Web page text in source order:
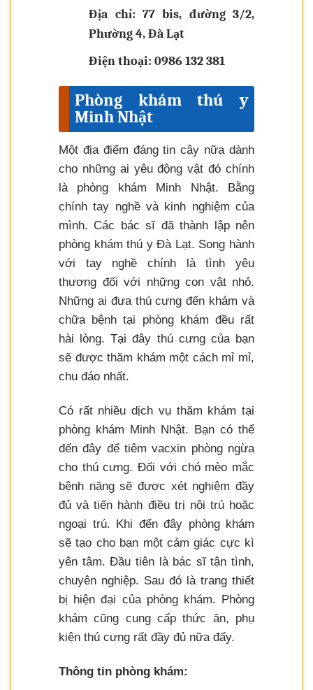
Địa chỉ: 77 bis, đường 3/2,
Phường 4, Đà Lạt
Điện thoại: 0986 132 381
Phòng khám thú y
Minh Nhật
Một địa điểm đáng tin cậy nữa dành
cho những ai yêu động vật đó chính
là phòng khám Minh Nhật. Bằng
chính tay nghề và kinh nghiệm của
mình. Các bác sĩ đã thành lập nên
phòng khám thú y Đà Lạt. Song hành
với tay nghề chính là tình yêu
thương đối với những con vật nhỏ.
Những ai đưa thú cưng đến khám và
chữa bệnh tại phòng khám đều rất
hài lòng. Tại đây thú cưng của bạn
sẽ được thăm khám một cách mỉ mỉ,
chu đáo nhất.
Có rất nhiều dịch vụ thăm khám tại
phòng khám Minh Nhật. Bạn có thể
đến đây để tiêm vacxin phòng ngừa
cho thú cưng. Đối với chó mèo mắc
bệnh nặng sẽ được xét nghiệm đầy
đủ và tiến hành điều trị nội trú hoặc
ngoại trú. Khi đến đây phòng khám
sẽ tạo cho bạn một cảm giác cực kì
yên tâm. Đầu tiên là bác sĩ tận tình,
chuyên nghiệp. Sau đó là trang thiết
bị hiện đại của phòng khám. Phòng
khám cũng cung cấp thức ăn, phụ
kiện thú cưng rất đầy đủ nữa đấy.
Thông tin phòng khám: